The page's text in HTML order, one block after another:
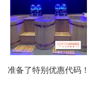
准备了特别优惠代码！